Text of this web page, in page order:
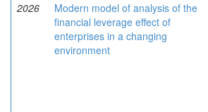
2026
Modern model of analysis of the
financial leverage effect of
enterprises in a changing
environment